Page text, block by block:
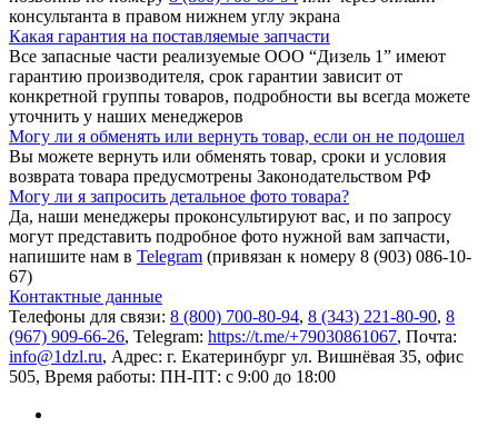
консультанта в правом нижнем углу экрана
Какая гарантия на поставляемые запчасти
Все запасные части реализуемые ООО “Дизель 1” имеют
гарантию производителя, срок гарантии зависит от
конкретной группы товаров, подробности вы всегда можете
уточнить у наших менеджеров
Могу ли я обменять или вернуть товар, если он не подошел
Вы можете вернуть или обменять товар, сроки и условия
возврата товара предусмотрены Законодательством РФ
Могу ли я запросить детальное фото товара?
Да, наши менеджеры проконсультируют вас, и по запросу
могут представить подробное фото нужной вам запчасти,
напишите нам в Telegram (привязан к номеру 8 (903) 086-10-
67)
Контактные данные
Телефоны для связи: 8 (800) 700-80-94, 8 (343) 221-80-90, 8
(967) 909-66-26, Telegram: https://t.me/+79030861067, Почта:
info@1dzl.ru, Адрес: г. Екатеринбург ул. Вишнёвая 35, офис
505, Время работы: ПН-ПТ: с 9:00 до 18:00